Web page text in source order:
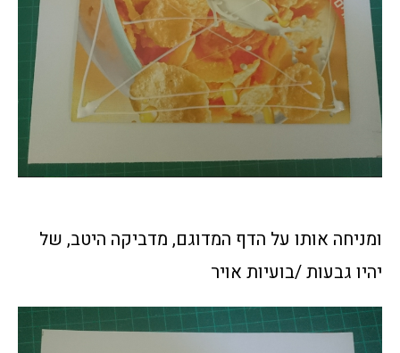
ומניחה אותו על הדף המדוגם, מדביקה היטב, של
יהיו גבעות /בועיות אויר